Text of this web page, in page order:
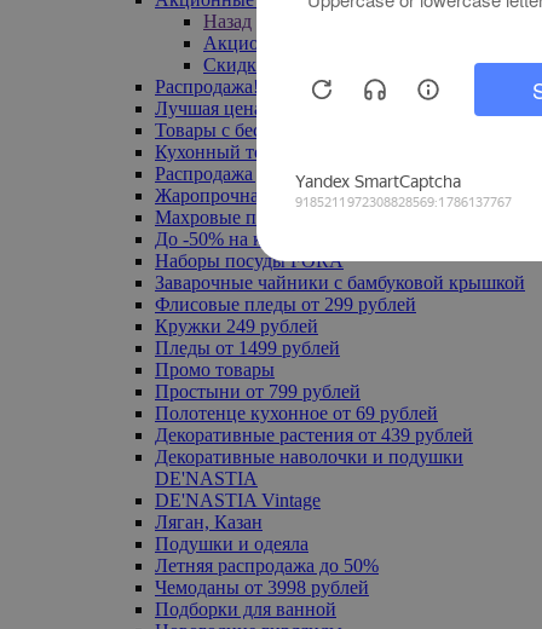
Назад
Акционные товары
Скидка 20% по промокоду
Распродажа! Ульяновск до -70%
Лучшая цена
Товары с бесплатной доставкой
Кухонный текстиль
Распродажа до -50%
Жаропрочная посуда
Махровые полотенца
До -50% на ковры
Наборы посуды FORA
Заварочные чайники с бамбуковой крышкой
Флисовые пледы от 299 рублей
Кружки 249 рублей
Пледы от 1499 рублей
Промо товары
Простыни от 799 рублей
Полотенце кухонное от 69 рублей
Декоративные растения от 439 рублей
Декоративные наволочки и подушки
DE'NASTIA
DE'NASTIA Vintage
Ляган, Казан
Подушки и одеяла
Летняя распродажа до 50%
Чемоданы от 3998 рублей
Подборки для ванной